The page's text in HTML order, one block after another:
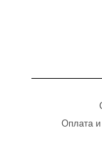
Оплатаи